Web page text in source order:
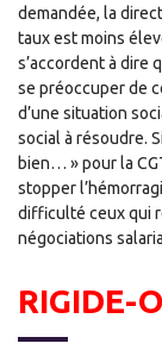
demandée, la
taux est moins
s’accordent à dire
se préoccuper de
d’une situation
social à résoudre.
bien… » pour la
stopper
difficulté ceux qui
négociations
RIGIDE-